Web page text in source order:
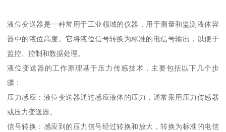
液位变送器是一种常用于工业领域的仪器，用于测量和监测液体容
器中的液位高度。它将液位信号转换为标准的电信号输出，以便于
监控、控制和数据处理。
液位变送器的工作原理基于压力传感技术，主要包括以下几个步
骤：
压力感应：液位变送器通过感应液体的压力，通常采用压力传感器
或压力变送器。
信号转换：感应到的压力信号经过转换和放大，转换为标准的电信